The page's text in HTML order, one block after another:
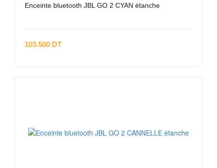
Enceinte bluetooth JBL GO 2 CYAN étanche
103.500 DT